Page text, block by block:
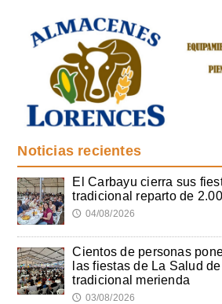
Noticias recientes
El Carbayu cierra sus
tradicional reparto de
🕔 04/08/2026
Cientos de personas
las fiestas de La Salud
tradicional merienda
🕔 03/08/2026